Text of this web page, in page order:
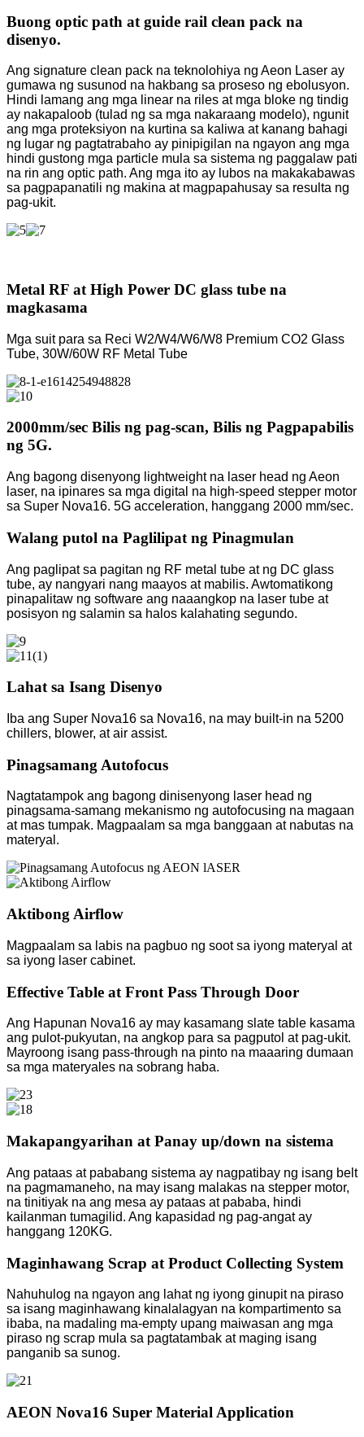
Buong optic path at guide rail clean pack na
disenyo.
Ang signature clean pack na teknolohiya ng Aeon Laser ay
gumawa ng susunod na hakbang sa proseso ng ebolusyon.
Hindi lamang ang mga linear na riles at mga bloke ng tindig
ay nakapaloob (tulad ng sa mga nakaraang modelo), ngunit
ang mga proteksiyon na kurtina sa kaliwa at kanang bahagi
ng lugar ng pagtatrabaho ay pinipigilan na ngayon ang mga
hindi gustong mga particle mula sa sistema ng paggalaw pati
na rin ang optic path. Ang mga ito ay lubos na makakabawas
sa pagpapanatili ng makina at magpapahusay sa resulta ng
pag-ukit.
Metal RF at High Power DC glass tube na
magkasama
Mga suit para sa Reci W2/W4/W6/W8 Premium CO2 Glass
Tube, 30W/60W RF Metal Tube
2000mm/sec Bilis ng pag-scan, Bilis ng Pagpapabilis
ng 5G.
Ang bagong disenyong lightweight na laser head ng Aeon
laser, na ipinares sa mga digital na high-speed stepper motor
sa Super Nova16. 5G acceleration, hanggang 2000 mm/sec.
Walang putol na Paglilipat ng Pinagmulan
Ang paglipat sa pagitan ng RF metal tube at ng DC glass
tube, ay nangyari nang maayos at mabilis. Awtomatikong
pinapalitaw ng software ang naaangkop na laser tube at
posisyon ng salamin sa halos kalahating segundo.
Lahat sa Isang Disenyo
Iba ang Super Nova16 sa Nova16, na may built-in na 5200
chillers, blower, at air assist.
Pinagsamang Autofocus
Nagtatampok ang bagong dinisenyong laser head ng
pinagsama-samang mekanismo ng autofocusing na magaan
at mas tumpak. Magpaalam sa mga banggaan at nabutas na
materyal.
Aktibong Airflow
Magpaalam sa labis na pagbuo ng soot sa iyong materyal at
sa iyong laser cabinet.
Effective Table at Front Pass Through Door
Ang Hapunan Nova16 ay may kasamang slate table kasama
ang pulot-pukyutan, na angkop para sa pagputol at pag-ukit.
Mayroong isang pass-through na pinto na maaaring dumaan
sa mga materyales na sobrang haba.
Makapangyarihan at Panay up/down na sistema
Ang pataas at pababang sistema ay nagpatibay ng isang belt
na pagmamaneho, na may isang malakas na stepper motor,
na tinitiyak na ang mesa ay pataas at pababa, hindi
kailanman tumagilid. Ang kapasidad ng pag-angat ay
hanggang 120KG.
Maginhawang Scrap at Product Collecting System
Nahuhulog na ngayon ang lahat ng iyong ginupit na piraso
sa isang maginhawang kinalalagyan na kompartimento sa
ibaba, na madaling ma-empty upang maiwasan ang mga
piraso ng scrap mula sa pagtatambak at maging isang
panganib sa sunog.
AEON Nova16 Super Material Application